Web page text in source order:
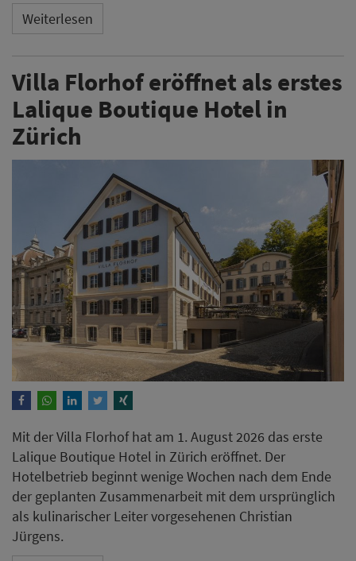
Weiterlesen
Villa Florhof eröffnet als erstes
Lalique Boutique Hotel in
Zürich
Mit der Villa Florhof hat am 1. August 2026 das erste
Lalique Boutique Hotel in Zürich eröffnet. Der
Hotelbetrieb beginnt wenige Wochen nach dem Ende
der geplanten Zusammenarbeit mit dem ursprünglich
als kulinarischer Leiter vorgesehenen Christian
Jürgens.